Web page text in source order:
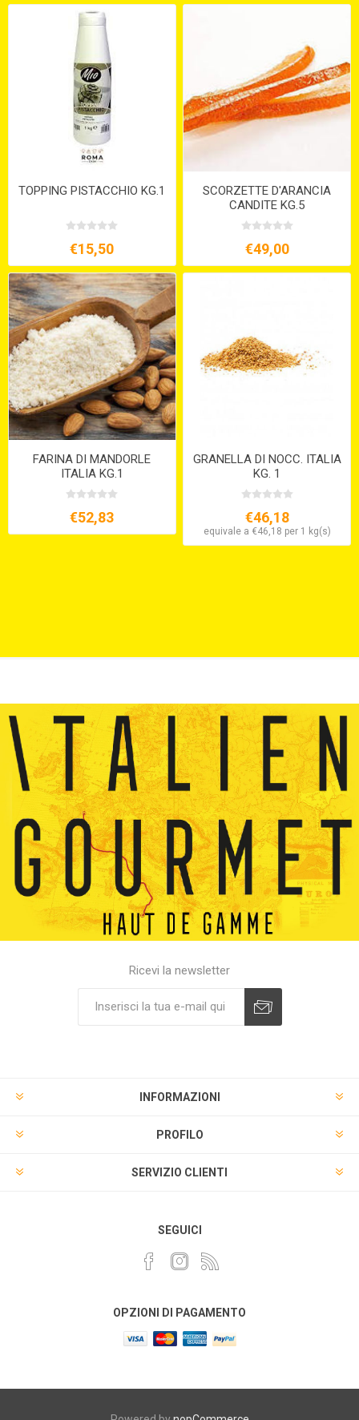
TOPPING PISTACCHIO KG.1
€15,50
SCORZETTE D'ARANCIA
CANDITE KG.5
€49,00
FARINA DI MANDORLE
ITALIA KG.1
€52,83
GRANELLA DI NOCC. ITALIA
KG. 1
€46,18
equivale a €46,18 per 1 kg(s)
Ricevi la newsletter
INFORMAZIONI
PROFILO
SERVIZIO CLIENTI
SEGUICI
OPZIONI DI PAGAMENTO